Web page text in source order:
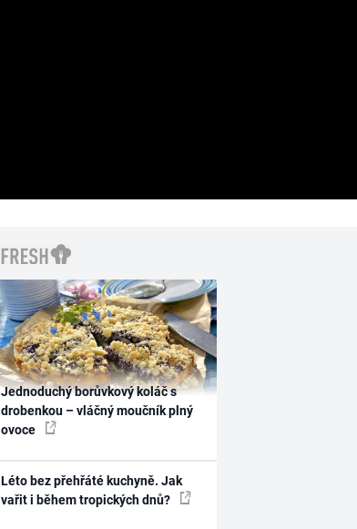
Jednoduchý borůvkový koláč s
drobenkou – vláčný moučník plný
ovoce
Léto bez přehřáté kuchyně. Jak
vařit i během tropických dnů?